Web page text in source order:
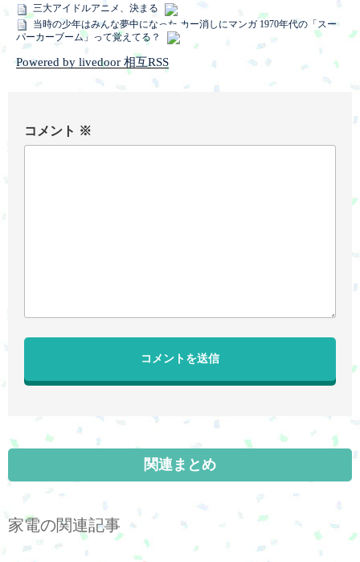
三大アイドルアニメ、決まる
当時の少年はみんな夢中になった カー消しにマンガ 1970年代の「スー
パーカーブーム」って覚えてる？
Powered by livedoor 相互RSS
コメント ※
関連まとめ
家電の関連記事